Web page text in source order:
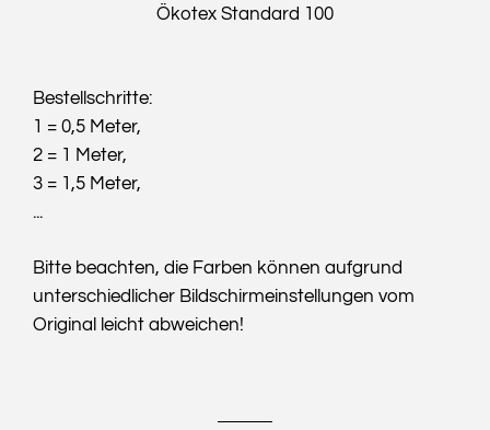
Ökotex Standard 100
Bestellschritte:
1 = 0,5 Meter,
2 = 1 Meter,
3 = 1,5 Meter,
...
Bitte beachten, die Farben können aufgrund
unterschiedlicher Bildschirmeinstellungen vom
Original leicht abweichen!